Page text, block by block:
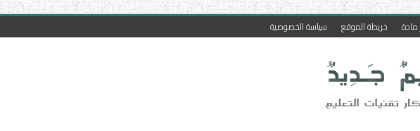
مادة خريطة الموقع سياسة الخصوصية